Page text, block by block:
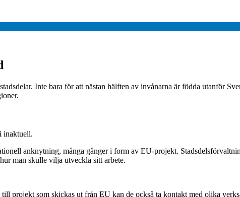
Inte bara för att nästan hälften av invånarna är födda utanför
inaktuell.
anknytning, många gånger i form av EU-projekt.
man skulle vilja utveckla sitt arbete.
projekt som skickas ut från EU kan de också ta kontakt med olika